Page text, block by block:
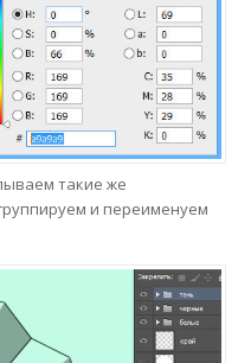
такие же
и переименуем